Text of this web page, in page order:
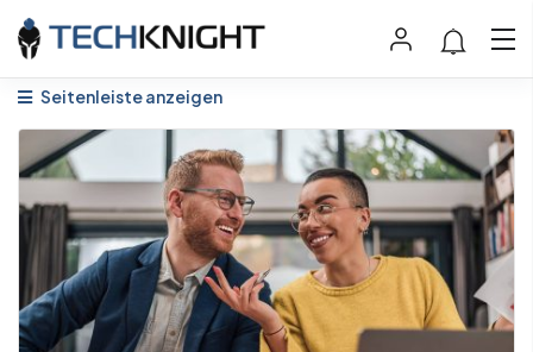
Seitenleiste anzeigen